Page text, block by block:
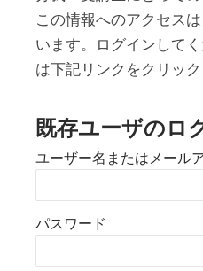
この情報へのアクセス
います。ログインして
は下記リンクをクリック
既存ユーザのロ
ユーザー名またはメール
パスワード